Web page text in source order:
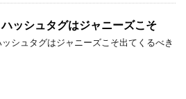
ッシュタグはジャニーズこそ
シュタグはジャニーズこそ出てくるべき